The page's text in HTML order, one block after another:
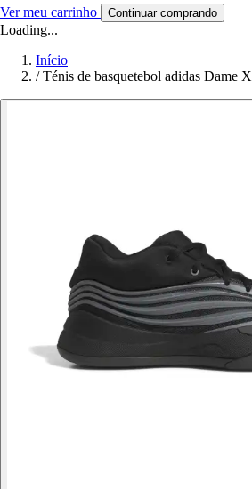
Ver meu carrinho Continuar comprando
Loading...
Início
/ Ténis de basquetebol adidas Dame X